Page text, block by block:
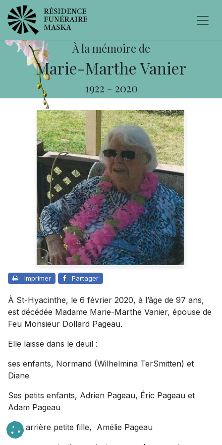
À la mémoire de
Marie-Marthe Vanier
1922 - 2020
Imprimer Partager
À St-Hyacinthe, le 6 février 2020, à l’âge de 97 ans,
est décédée Madame Marie-Marthe Vanier, épouse de
Feu Monsieur Dollard Pageau.
Elle laisse dans le deuil :
ses enfants, Normand (Wilhelmina TerSmitten) et
Diane
Ses petits enfants, Adrien Pageau, Éric Pageau et
Adam Pageau
Son arrière petite fille, Amélie Pageau